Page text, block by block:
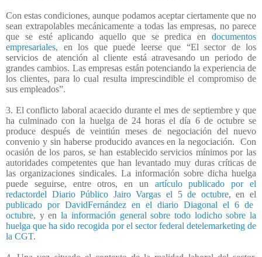
Con estas condiciones, aunque podamos aceptar ciertamente que no
sean extrapolables mecánicamente a todas las empresas, no parece
que se esté aplicando aquello que se predica en documentos
empresariales, en los que puede leerse que “El sector de los
servicios de atención al cliente está atravesando un periodo de
grandes cambios. Las empresas están potenciando la experiencia de
los clientes, para lo cual resulta imprescindible el compromiso de
sus empleados”.
3. El conflicto laboral acaecido durante el mes de septiembre y que
ha culminado con la huelga de 24 horas el día 6 de octubre se
produce después de veintiún meses de negociación del nuevo
convenio y sin haberse producido avances en la negociación.
Con
ocasión de los paros, se han establecido servicios mínimos por las
autoridades competentes que han levantado muy duras críticas de
las organizaciones sindicales. La información sobre dicha huelga
puede seguirse, entre otros, en un artículo publicado por el
redactordel Diario Público Jairo Vargas el 5 de octubre, en el
publicado por DavidFernández en el diario Diagonal el 6 de
octubre, y enla información general sobre todo lodicho sobre la
huelga que ha sido recogida por el sector federal detelemarketing de
la CGT.